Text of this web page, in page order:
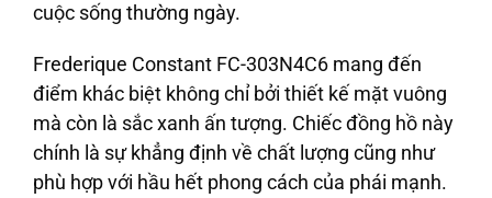
cuộc sống thường ngày.
Frederique Constant FC-303N4C6 mang đến
điểm khác biệt không chỉ bởi thiết kế mặt vuông
mà còn là sắc xanh ấn tượng. Chiếc đồng hồ này
chính là sự khẳng định về chất lượng cũng như
phù hợp với hầu hết phong cách của phái mạnh.